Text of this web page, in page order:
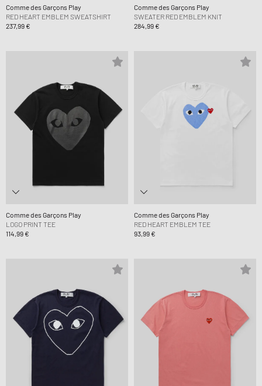
Comme des Garçons Play
RED HEART EMBLEM SWEATSHIRT
237,99 €
Comme des Garçons Play
SWEATER RED EMBLEM KNIT
284,99 €
Comme des Garçons Play
LOGO PRINT TEE
114,99 €
Comme des Garçons Play
RED HEART EMBLEM TEE
93,99 €